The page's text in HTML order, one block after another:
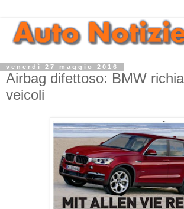
venerdì 27 maggio 2016
Airbag difettoso: BMW
veicoli